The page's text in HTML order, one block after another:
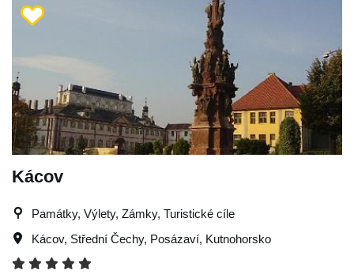
Kácov
Památky, Výlety, Zámky, Turistické cíle
Kácov, Střední Čechy, Posázaví, Kutnohorsko